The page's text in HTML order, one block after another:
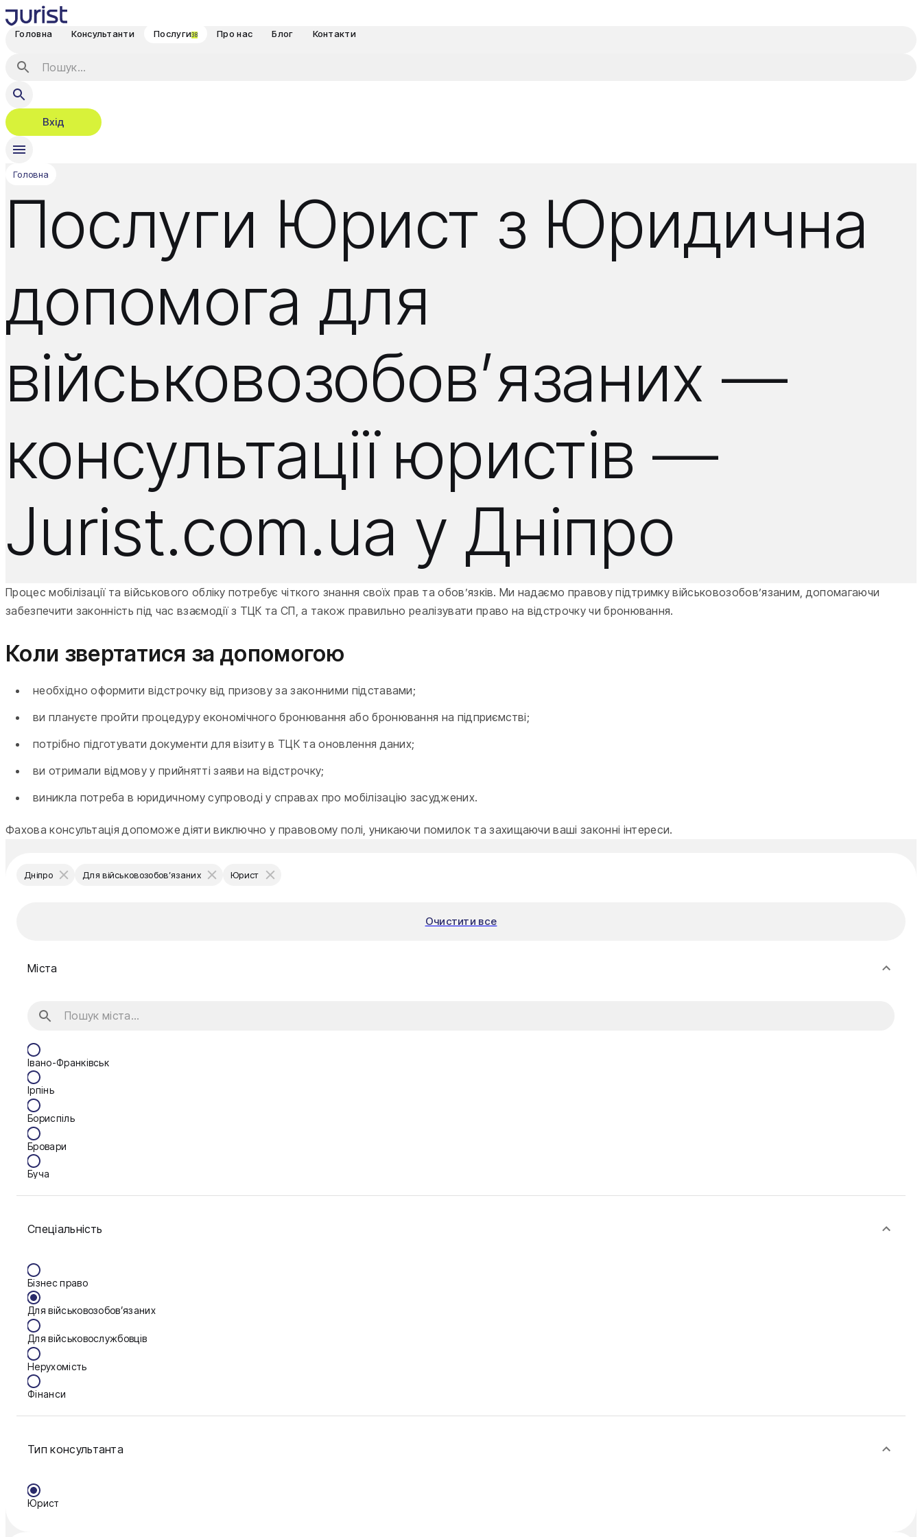
Головна Консультанти Послуги38 Про нас Блог Контакти
Вхід
Головна
Послуги Юрист з Юридична
допомога для
військовозобов’язаних —
консультації юристів —
Jurist.com.ua у Дніпро
Процес мобілізації та військового обліку потребує чіткого знання своїх прав та обов’язків. Ми надаємо правову підтримку військовозобов’язаним, допомагаючи
забезпечити законність під час взаємодії з ТЦК та СП, а також правильно реалізувати право на відстрочку чи бронювання.
Коли звертатися за допомогою
необхідно оформити відстрочку від призову за законними підставами;
ви плануєте пройти процедуру економічного бронювання або бронювання на підприємстві;
потрібно підготувати документи для візиту в ТЦК та оновлення даних;
ви отримали відмову у прийнятті заяви на відстрочку;
виникла потреба в юридичному супроводі у справах про мобілізацію засуджених.
Фахова консультація допоможе діяти виключно у правовому полі, уникаючи помилок та захищаючи ваші законні інтереси.
Дніпро Для військовозобов’язаних Юрист
Очистити все
Міста
Івано-Франківськ
Ірпінь
Бориспіль
Бровари
Буча
Васильків
Дніпро
Запоріжжя
Калуш
Кам'янське
Ковель
Краматорськ
Кривий Ріг
Спеціальність
Бізнес право
Для військовозобов’язаних
Для військовослужбовців
Нерухомість
Фінанси
Тип консультанта
Юрист